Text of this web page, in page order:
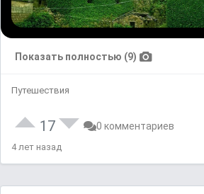
Показать полностью (9)
Путешествия
17 0 комментариев
4 лет назад